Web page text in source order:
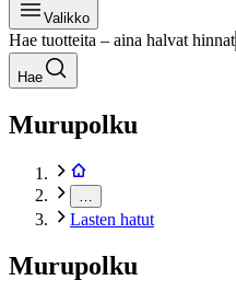
Valikko
Hae tuotteita – aina halvat hinnat
Hae
Murupolku
Lasten hatut
Murupolku